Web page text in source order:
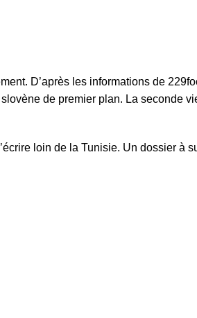
D’après les informations de
de premier plan. La seconde
loin de la Tunisie. Un dossier à